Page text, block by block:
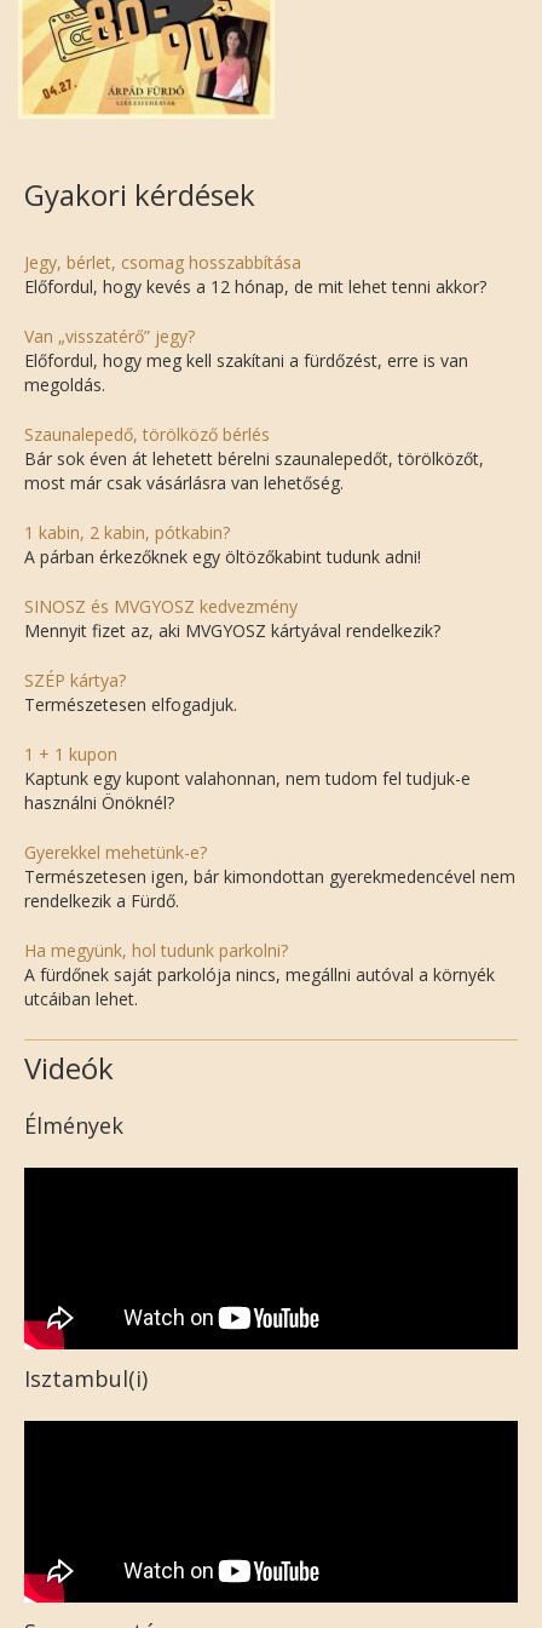
Gyakori kérdések
Jegy, bérlet, csomag hosszabbítása
Előfordul, hogy kevés a 12 hónap, de mit lehet tenni akkor?
Van „visszatérő” jegy?
Előfordul, hogy meg kell szakítani a fürdőzést, erre is van
megoldás.
Szaunalepedő, törölköző bérlés
Bár sok éven át lehetett bérelni szaunalepedőt, törölközőt,
most már csak vásárlásra van lehetőség.
1 kabin, 2 kabin, pótkabin?
A párban érkezőknek egy öltözőkabint tudunk adni!
SINOSZ és MVGYOSZ kedvezmény
Mennyit fizet az, aki MVGYOSZ kártyával rendelkezik?
SZÉP kártya?
Természetesen elfogadjuk.
1 + 1 kupon
Kaptunk egy kupont valahonnan, nem tudom fel tudjuk-e
használni Önöknél?
Gyerekkel mehetünk-e?
Természetesen igen, bár kimondottan gyerekmedencével nem
rendelkezik a Fürdő.
Ha megyünk, hol tudunk parkolni?
A fürdőnek saját parkolója nincs, megállni autóval a környék
utcáiban lehet.
Videók
Élmények
Isztambul(i)